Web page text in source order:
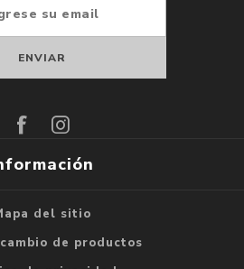
del sitio
de productos